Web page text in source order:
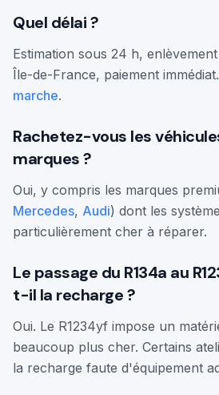
Quel délai ?
Estimation sous 24 h,
Île-de-France, paiement immédiat.
marche.
Rachetez-vous les
marques ?
Oui, y compris les marques
Mercedes, Audi) dont les
particulièrement cher à réparer.
Le passage du R134a au
t-il la recharge ?
Oui. Le R1234yf impose un
beaucoup plus cher. Certains
la recharge faute d'équipement